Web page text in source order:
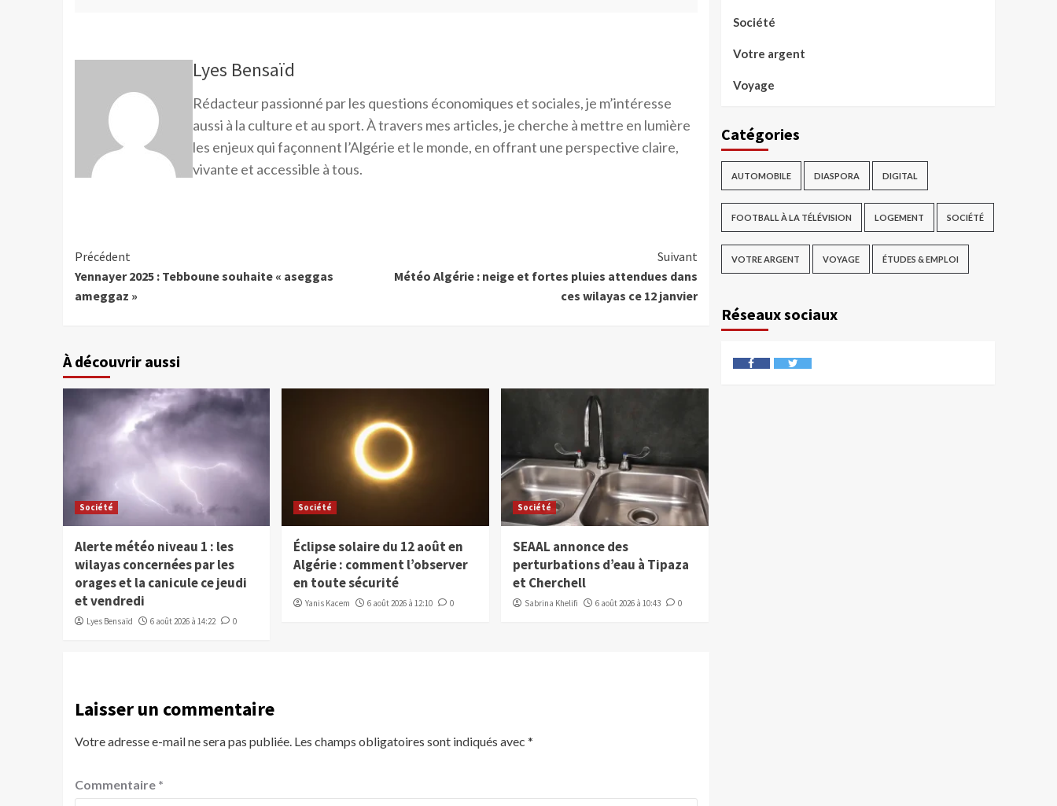
Lyes Bensaïd
Rédacteur passionné par les questions économiques et sociales, je m’intéresse
aussi à la culture et au sport. À travers mes articles, je cherche à mettre en lumière
les enjeux qui façonnent l’Algérie et le monde, en offrant une perspective claire,
vivante et accessible à tous.
Précédent
Yennayer 2025 : Tebboune souhaite « aseggas
ameggaz »
Suivant
Météo Algérie : neige et fortes pluies attendues dans
ces wilayas ce 12 janvier
À découvrir aussi
Société
Alerte météo niveau 1 : les
wilayas concernées par les
orages et la canicule ce jeudi
et vendredi
Lyes Bensaïd 6 août 2026 à 14:22 0
Société
Éclipse solaire du 12 août en
Algérie : comment l’observer
en toute sécurité
Yanis Kacem 6 août 2026 à 12:10 0
Société
SEAAL annonce des
perturbations d’eau à Tipaza
et Cherchell
Sabrina Khelifi 6 août 2026 à 10:43 0
Laisser un commentaire
Votre adresse e-mail ne sera pas publiée. Les champs obligatoires sont indiqués avec *
Commentaire *
Société
Votre argent
Voyage
Catégories
AUTOMOBILE DIASPORA DIGITAL
FOOTBALL À LA TÉLÉVISION LOGEMENT SOCIÉTÉ
VOTRE ARGENT VOYAGE ÉTUDES & EMPLOI
Réseaux sociaux